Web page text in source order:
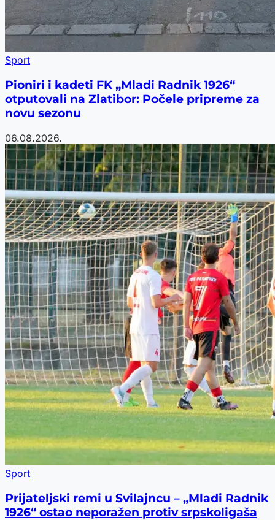
Sport
Pioniri i kadeti FK „Mladi Radnik 1926“
otputovali na Zlatibor: Počele pripreme za
novu sezonu
06.08.2026.
Sport
Prijateljski remi u Svilajncu – „Mladi Radnik
1926“ ostao neporažen protiv srpskoligaša